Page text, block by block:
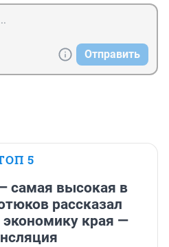
Отправить
5
самая высокая в
рассказал
экономику края —